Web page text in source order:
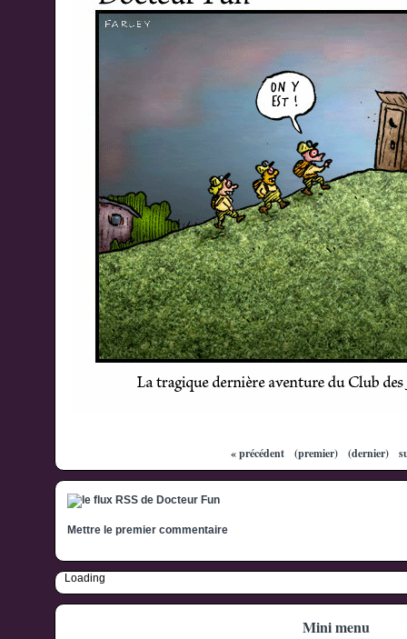
« précédent (premier) (dernier)
Mettre le premier commentaire
Loading
Mini menu